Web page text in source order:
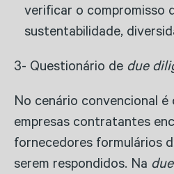
verificar o compromisso
sustentabilidade,
3- Questionário de due
No cenário convencional é
empresas contratantes
fornecedores formulários
serem respondidos. Na